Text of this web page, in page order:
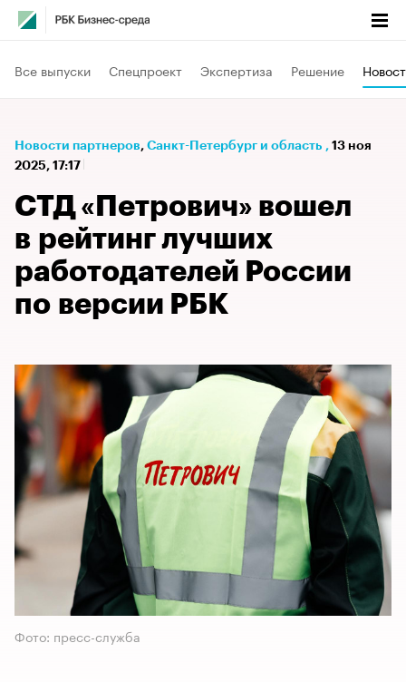
Все выпуски Спецпроект Экспертиза Решение
Новости партнеров⁠, Санкт-Петербург и область , 13 ноя
2025, 17:17
СТД «Петрович» вошел
в рейтинг лучших
работодателей России
по версии РБК
Фото: пресс-служба